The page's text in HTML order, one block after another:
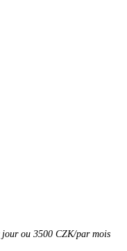
ou 3500 CZK/par mois